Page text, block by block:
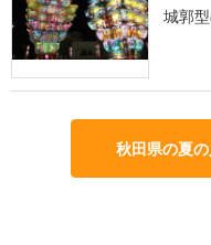
城郭
秋田県の夏